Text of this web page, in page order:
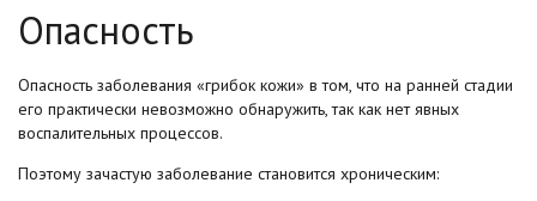
Опасность
Опасность заболевания «грибок кожи» в том, что на ранней стадии
его практически невозможно обнаружить, так как нет явных
воспалительных процессов.
Поэтому зачастую заболевание становится хроническим: